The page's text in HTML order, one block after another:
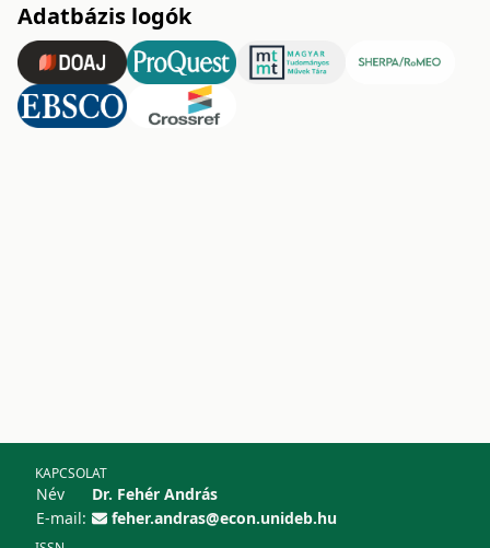
Adatbázis logók
KAPCSOLAT
Név
Dr. Fehér András
E-mail:
feher.andras@econ.unideb.hu